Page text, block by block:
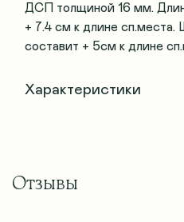
ДСП толщиной 16 мм.
+ 7.4 см к длине сп.места.
составит + 5см к длине
Характеристики
Отзывы